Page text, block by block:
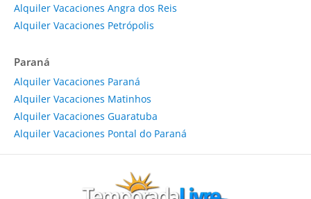
Alquiler Vacaciones Angra dos Reis
Alquiler Vacaciones Petrópolis
Paraná
Alquiler Vacaciones Paraná
Alquiler Vacaciones Matinhos
Alquiler Vacaciones Guaratuba
Alquiler Vacaciones Pontal do Paraná